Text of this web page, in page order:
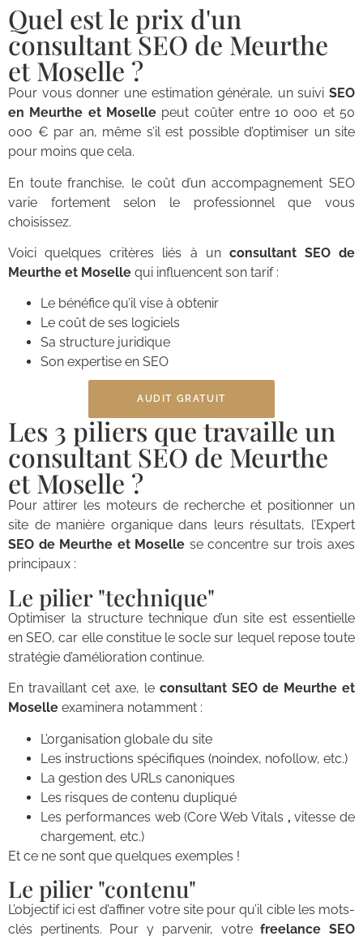
Quel est le prix d'un
consultant SEO de Meurthe
et Moselle ?
Pour vous donner une estimation générale, un suivi SEO
en Meurthe et Mosellepeut coûter entre 10 000 et 50
000 € par an, même s’il est possible d’optimiser un site
pour moins que cela.
En toute franchise, le coût d’un accompagnement SEO
varie fortement selon le professionnel que vous
choisissez.
Voici quelques critères liés à un consultant SEO de
Meurthe et Moselle qui influencent son tarif :
Le bénéfice qu’il vise à obtenir
Le coût de ses logiciels
Sa structure juridique
Son expertise en SEO
AUDIT GRATUIT
Les 3 piliers que travaille un
consultant SEO de Meurthe
et Moselle ?
Pour attirer les moteurs de recherche et positionner un
site de manière organique dans leurs résultats, l’Expert
SEO de Meurthe et Moselle se concentre sur trois axes
principaux :
Le pilier "technique"
Optimiser la structure technique d’un site est essentielle
en SEO, car elle constitue le socle sur lequel repose toute
stratégie d’amélioration continue.
En travaillant cet axe, le consultant SEO de Meurthe et
Moselle examinera notamment :
L’organisation globale du site
Les instructions spécifiques (noindex, nofollow, etc.)
La gestion des URLs canoniques
Les risques de contenu dupliqué
Les performances web (Core Web Vitals , vitesse de
chargement, etc.)
Et ce ne sont que quelques exemples !
Le pilier "contenu"
L’objectif ici est d’affiner votre site pour qu’il cible les mots-
clés pertinents. Pour y parvenir, votrefreelance SEO